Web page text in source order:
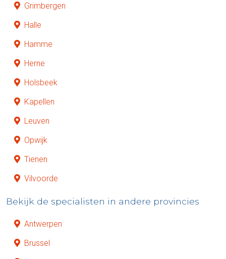
Grimbergen
Halle
Hamme
Herne
Holsbeek
Kapellen
Leuven
Opwijk
Tienen
Vilvoorde
Bekijk de specialisten in andere provincies
Antwerpen
Brussel